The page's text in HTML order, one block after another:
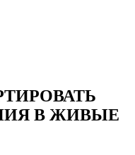
В ЖИВЫЕ